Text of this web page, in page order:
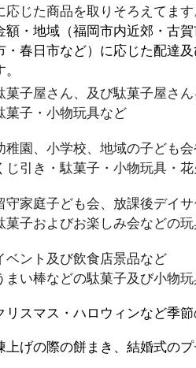
応じた商品を取りそろえてま
・地域（福岡市内近郊・古
・春日市など）に応じた配達
菓子屋さん、及び駄菓子屋さ
菓子・小物玩具など
稚園、小学校、地域の子ども
じ引き・駄菓子・小物玩具・
守家庭子ども会、放課後デイ
菓子およびお楽しみ会などの
ベント及び飲食店景品など
まい棒などの駄菓子及び小物
リスマス・ハロウィンなど季
上げの際の餅まき、結婚式の